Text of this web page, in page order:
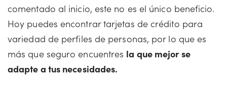
comentado al inicio, este no es el único beneficio.
Hoy puedes encontrar tarjetas de crédito para
variedad de perfiles de personas, por lo que es
más que seguro encuentres la que mejor se
adapte a tus necesidades.